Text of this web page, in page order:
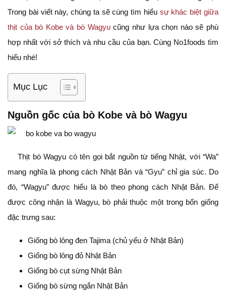
Trong bài viết này, chúng ta sẽ cùng tìm hiểu sự khác biệt giữa
thịt của bò Kobe và bò Wagyucũng như lựa chọn nào sẽ phù
hợp nhất với sở thích và nhu cầu của bạn. Cùng No1foods tìm
hiểu nhé!
Mục Lục
Nguồn gốc của bò Kobe và bò Wagyu
Thịt bò Wagyu có tên gọi bắt nguồn từ tiếng Nhật, với “Wa”
mang nghĩa là phong cách Nhật Bản và “Gyu” chỉ gia súc. Do
đó, “Wagyu” được hiểu là bò theo phong cách Nhật Bản. Để
được công nhận là Wagyu, bò phải thuộc một trong bốn giống
đặc trưng sau:
Giống bò lông đen Tajima (chủ yếu ở Nhật Bản)
Giống bò lông đỏ Nhật Bản
Giống bò cụt sừng Nhật Bản
Giống bò sừng ngắn Nhật Bản